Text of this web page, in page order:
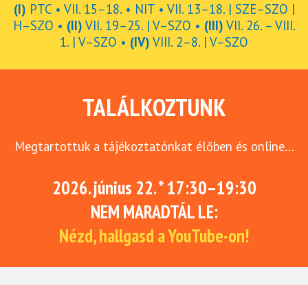
(I) PTC • VII. 15–18. • NIT • VII. 13–18. | SZE–SZO |
H–SZO • (II) VII. 19–25. | V–SZO • (III) VII. 26. – VIII.
1. | V–SZO • (IV) VIII. 2–8. | V–SZO
TALÁLKOZTUNK
Megtartottuk a tájékoztatónkat élőben és online…
2026. június 22. * 17:30–19:30
NEM MARADTÁL LE:
Nézd, hallgasd a YouTube-on!